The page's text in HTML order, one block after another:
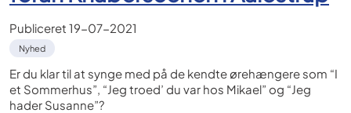
Publiceret 19-07-2021
Nyhed
Er du klar til at synge med på de kendte ørehængere som “I
et Sommerhus”, “Jeg troed’ du var hos Mikael” og “Jeg
hader Susanne”?